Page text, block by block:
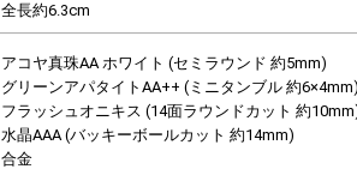
全長約6.3cm
アコヤ真珠AA ホワイト (セミラウンド 約5mm)
グリーンアパタイトAA++ (ミニタンブル 約
フラッシュオニキス (14面ラウンドカット 約
水晶AAA (バッキーボールカット 約14mm)
合金